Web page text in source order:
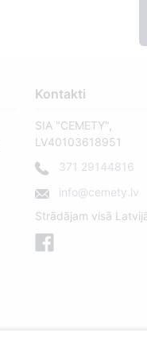
Kontakti
SIA "CEMETY",
LV40103618951
371 29144816
info@cemety.lv
Strādājam visā